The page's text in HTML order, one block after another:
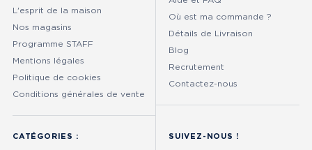
L'esprit de la maison
Nos magasins
Programme STAFF
Mentions légales
Politique de cookies
Conditions générales de vente
Où est ma commande ?
Détails de Livraison
Blog
Recrutement
Contactez-nous
CATÉGORIES : SUIVEZ-NOUS !